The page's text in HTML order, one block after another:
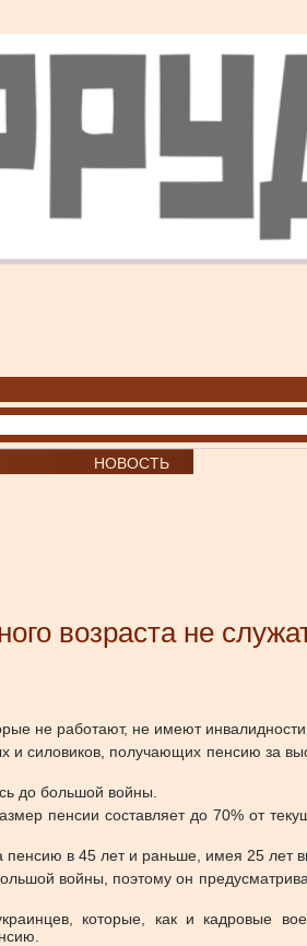
НОВОСТЬ
возраста не
не работают, не имеют
силовиков, получающих пенсию за
до большой войны.
пенсии составляет до 70% от
в 45 лет и раньше, имея 25 лет
войны, поэтому он
которые, как и кадровые